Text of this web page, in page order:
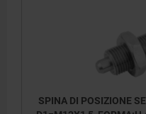
SPINA DI POSIZIONE